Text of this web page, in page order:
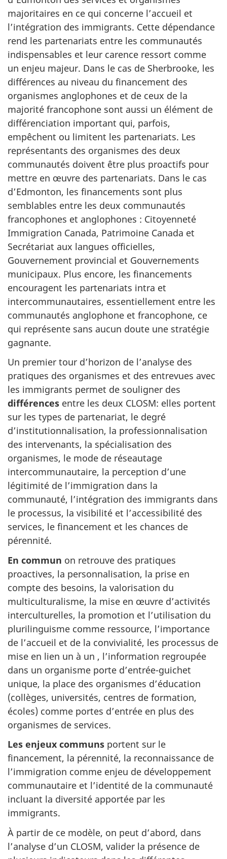
majoritaires en ce qui concerne l’accueil et
l’intégration des immigrants. Cette dépendance
rend les partenariats entre les communautés
indispensables et leur carence ressort comme
un enjeu majeur. Dans le cas de Sherbrooke, les
différences au niveau du financement des
organismes anglophones et de ceux de la
majorité francophone sont aussi un élément de
différenciation important qui, parfois,
empêchent ou limitent les partenariats. Les
représentants des organismes des deux
communautés doivent être plus proactifs pour
mettre en œuvre des partenariats. Dans le cas
d’Edmonton, les financements sont plus
semblables entre les deux communautés
francophones et anglophones : Citoyenneté
Immigration Canada, Patrimoine Canada et
Secrétariat aux langues officielles,
Gouvernement provincial et Gouvernements
municipaux. Plus encore, les financements
encouragent les partenariats intra et
intercommunautaires, essentiellement entre les
communautés anglophone et francophone, ce
qui représente sans aucun doute une stratégie
gagnante.
Un premier tour d’horizon de l’analyse des
pratiques des organismes et des entrevues avec
les immigrants permet de souligner des
différences entre les deux CLOSM: elles portent
sur les types de partenariat, le degré
d’institutionnalisation, la professionnalisation
des intervenants, la spécialisation des
organismes, le mode de réseautage
intercommunautaire, la perception d’une
légitimité de l’immigration dans la
communauté, l’intégration des immigrants dans
le processus, la visibilité et l’accessibilité des
services, le financement et les chances de
pérennité.
En commun on retrouve des pratiques
proactives, la personnalisation, la prise en
compte des besoins, la valorisation du
multiculturalisme, la mise en œuvre d’activités
interculturelles, la promotion et l’utilisation du
plurilinguisme comme ressource, l’importance
de l’accueil et de la convivialité, les processus de
mise en lien un à un , l’information regroupée
dans un organisme porte d’entrée-guichet
unique, la place des organismes d’éducation
(collèges, universités, centres de formation,
écoles) comme portes d’entrée en plus des
organismes de services.
Les enjeux communs portent sur le
financement, la pérennité, la reconnaissance de
l’immigration comme enjeu de développement
communautaire et l’identité de la communauté
incluant la diversité apportée par les
immigrants.
À partir de ce modèle, on peut d’abord, dans
l’analyse d’un CLOSM, valider la présence de